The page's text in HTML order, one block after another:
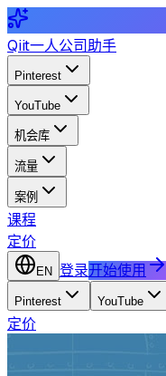
Qiit一人公司助手
Pinterest
YouTube
机会库
流量
案例
课程
定价
EN 登录开始使用
Pinterest YouTube
定价